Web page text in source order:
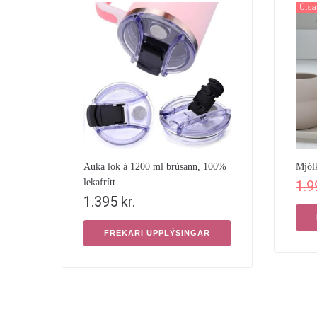
Auka lok á 1200 ml brúsann, 100%
lekafrítt
1.395 kr.
FREKARI UPPLÝSINGAR